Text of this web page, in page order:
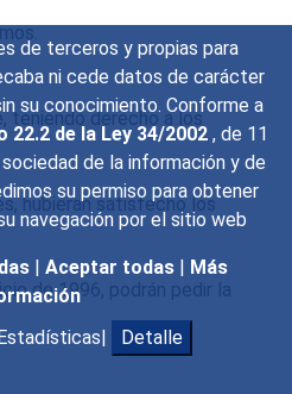
de terceros y propias para
ni cede datos de carácter
su conocimiento. Conforme a
22.2 de la Ley 34/2002 , de 11
de la información y de
su permiso para obtener
navegación por el sitio web
| Aceptar todas | Más
Detalle
teniendo derecho a los
hubieran satisfecho los
de 1996, podrán pedir la